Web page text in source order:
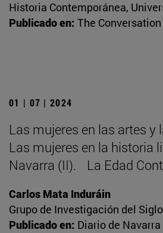
Historia Contemporánea,
Publicado en: The Conversation
01 | 07 | 2024
Las mujeres en las artes y
Las mujeres en la historia
Navarra (II). La Edad
Carlos Mata Induráin
Grupo de Investigación del
Publicado en: Diario de Navarra